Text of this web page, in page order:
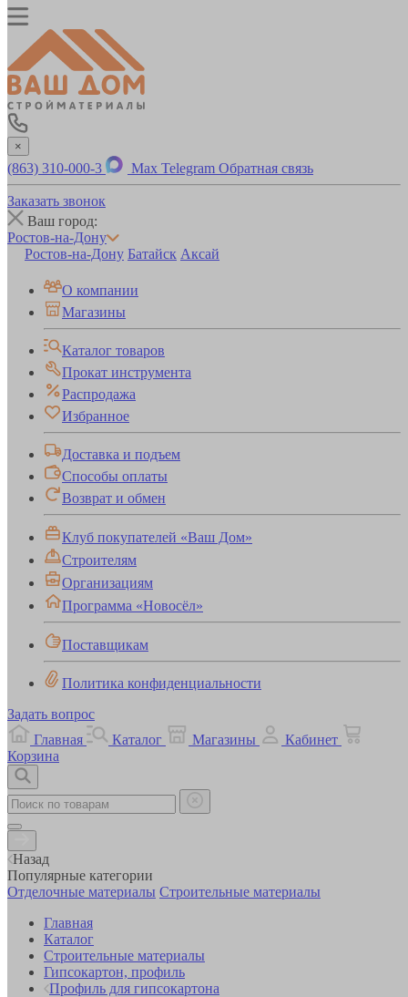
×
(863) 310-000-3 Max Telegram Обратная связь
Заказать звонок
Ваш город:
Ростов-на-Дону
Ростов-на-Дону Батайск Аксай
О компании
Магазины
Каталог товаров
Прокат инструмента
Распродажа
Избранное
Доставка и подъем
Способы оплаты
Возврат и обмен
Клуб покупателей «Ваш Дом»
Строителям
Организациям
Программа «Новосёл»
Поставщикам
Политика конфиденциальности
Задать вопрос
Главная
Каталог Магазины
Кабинет
Корзина
Назад
Популярные категории
Отделочные материалы Строительные материалы
Главная
Каталог
Строительные материалы
Гипсокартон, профиль
Профиль для гипсокартона